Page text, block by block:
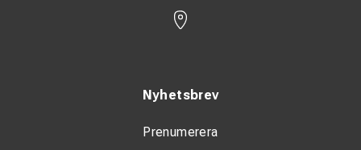
Nyhetsbrev
Prenumerera